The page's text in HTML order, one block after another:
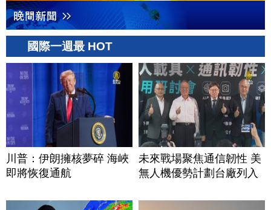
國際一週最 HOT
川普：伊朗擁核夢碎 海峽
即將恢復通航
未來戰場聚焦通信韌性 美
無人機優勢計劃台廠列入